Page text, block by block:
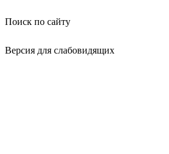
Поиск по сайту
Версия для слабовидящих